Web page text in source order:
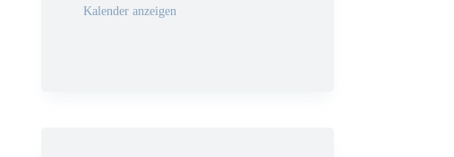
n
Kalender anzeigen